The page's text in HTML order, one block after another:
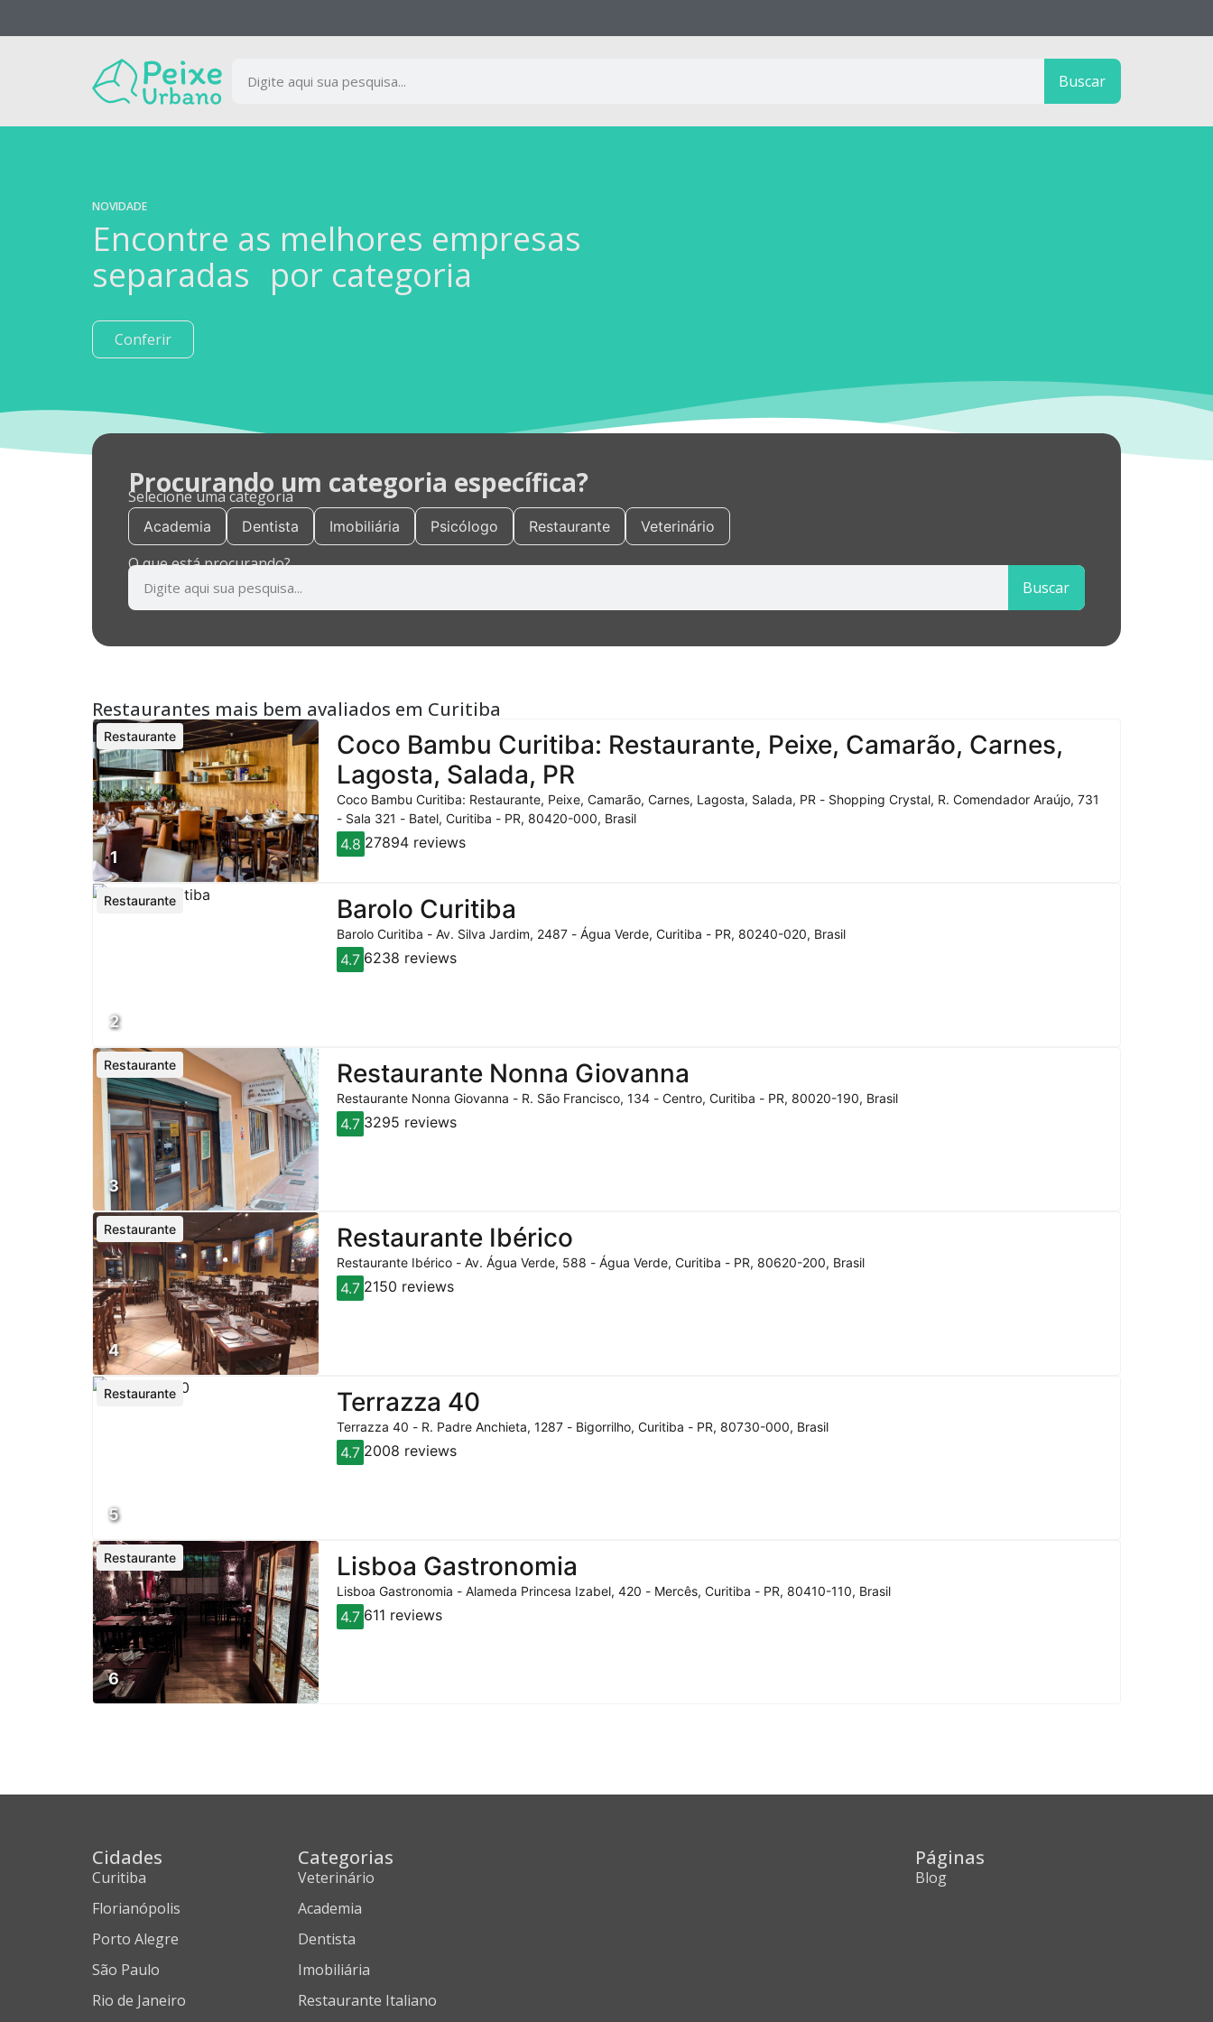
Buscar
NOVIDADE
Encontre as melhores empresas
separadas por categoria
Conferir
Procurando um categoria específica?
Selecione uma categoria
Academia Dentista Imobiliária Psicólogo Restaurante Veterinário
O que está procurando?
Buscar
Restaurantes mais bem avaliados em Curitiba
1
Coco Bambu Curitiba: Restaurante, Peixe, Camarão, Carnes,
Lagosta, Salada, PR
Restaurante
Coco Bambu Curitiba: Restaurante, Peixe, Camarão, Carnes, Lagosta, Salada, PR - Shopping Crystal, R. Comendador Araújo, 731
- Sala 321 - Batel, Curitiba - PR, 80420-000, Brasil
4.8 27894 reviews
2
Barolo Curitiba
Restaurante
Barolo Curitiba - Av. Silva Jardim, 2487 - Água Verde, Curitiba - PR, 80240-020, Brasil
4.7 6238 reviews
3
Restaurante Nonna Giovanna
Restaurante
Restaurante Nonna Giovanna - R. São Francisco, 134 - Centro, Curitiba - PR, 80020-190, Brasil
4.7 3295 reviews
4
Restaurante Ibérico
Restaurante
Restaurante Ibérico - Av. Água Verde, 588 - Água Verde, Curitiba - PR, 80620-200, Brasil
4.7 2150 reviews
5
Terrazza 40
Restaurante
Terrazza 40 - R. Padre Anchieta, 1287 - Bigorrilho, Curitiba - PR, 80730-000, Brasil
4.7 2008 reviews
6
Lisboa Gastronomia
Restaurante
Lisboa Gastronomia - Alameda Princesa Izabel, 420 - Mercês, Curitiba - PR, 80410-110, Brasil
4.7 611 reviews
Cidades
Curitiba
Florianópolis
Porto Alegre
São Paulo
Rio de Janeiro
Categorias
Veterinário
Academia
Dentista
Imobiliária
Restaurante Italiano
Páginas
Blog